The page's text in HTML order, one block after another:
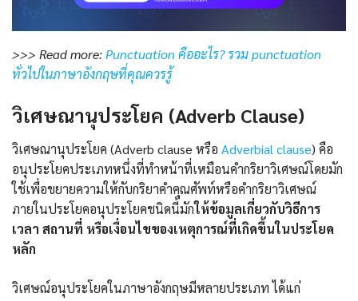
>>> Read more:Punctuation คืออะไร? รวม punctuation
ทั่วไปในภาษาอังกฤษที่คุณควรรู้
วิเศษณานุประโยค (Adverb Clause)
วิเศษณานุประโยค (Adverb clause หรือ Adverbial clause) คือ
อนุประโยคประเภทหนึ่งที่ทำหน้าที่เหมือนคำกริยาวิเศษณ์โดยมัก
ใช้เพื่อขยายความให้กับกริยาคำคุณศัพท์หรือคำกริยาวิเศษณ์
ภายในประโยคอนุประโยคชนิดนี้มักให้ข้อมูลเกี่ยวกับวิธีการ
เวลา สถานที่ หรือเงื่อนไขของเหตุการณ์ที่เกิดขึ้นในประโยค
หลัก
วิเศษณ์อนุประโยคในภาษาอังกฤษมีหลายประเภท ได้แก่